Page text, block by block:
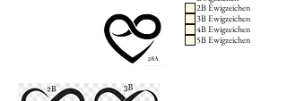
2B Ewigzeichen
3B Ewigzeichen
4B Ewigzeichen
5B Ewigzeichen